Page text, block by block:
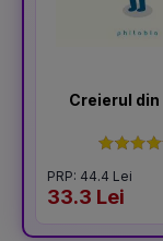
Creierul
PRP: 44.4 Lei
33.3 Lei